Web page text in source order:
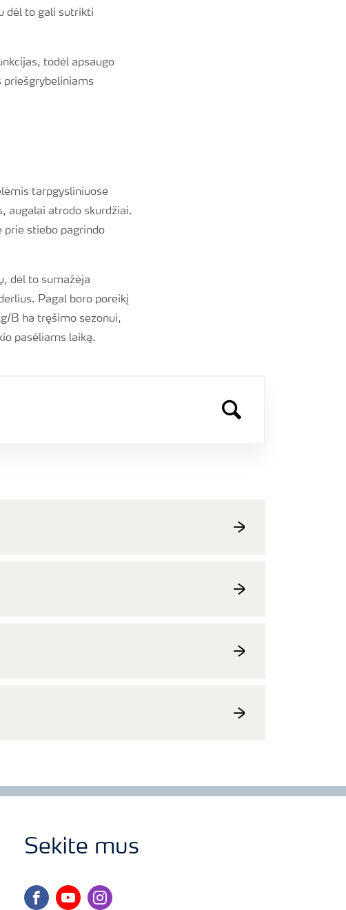
dėl to gali sutrikti
todėl apsaugo
priešgrybeliniams
tarpgysliniuose
augalai atrodo skurdžiai.
stiebo pagrindo
dėl to sumažėja
Pagal boro poreikį
B ha tręšimo sezonui,
pasėliams laiką.
Sekite mus
facebookyoutubeinstagram